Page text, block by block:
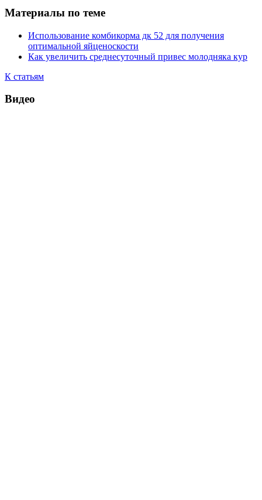
Материалы по теме
Использование комбикорма дк 52 для получения
оптимальной яйценоскости
Как увеличить среднесуточный привес молодняка кур
К статьям
Видео